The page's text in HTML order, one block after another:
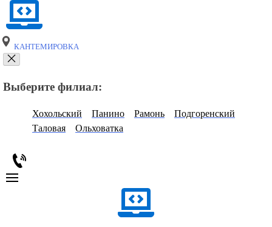
КАНТЕМИРОВКА
Выберите филиал:
Хохольский Панино Рамонь
Подгоренский
Таловая
Ольховатка